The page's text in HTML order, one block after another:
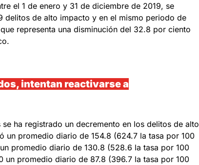
el 1 de enero y 31 de diciembre de 2019, se
delitos de alto impacto y en el mismo periodo de
representa una disminución del 32.8 por ciento
intentan reactivarse a
ha registrado un decremento en los delitos de alto
un promedio diario de 154.8 (624.7 la tasa por 100
promedio diario de 130.8 (528.6 la tasa por 100
un promedio diario de 87.8 (396.7 la tasa por 100